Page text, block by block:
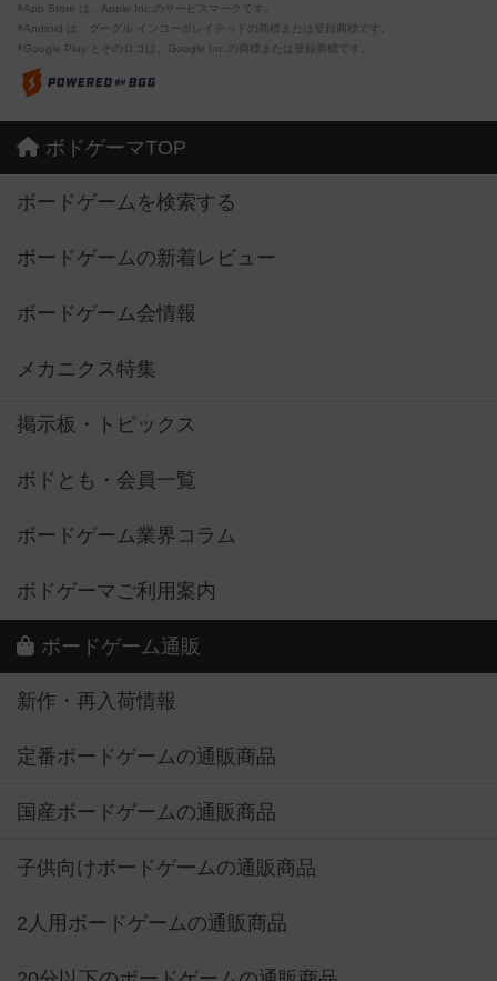
※App Store は、Apple Inc.のサービスマークです。
※Android は、グーグル インコーポレイテッドの商標または登録商標です。
※Google Play とそのロゴは、Google Inc.の商標または登録商標です。
ボドゲーマTOP
ボードゲームを検索する
ボードゲームの新着レビュー
ボードゲーム会情報
メカニクス特集
掲示板・トピックス
ボドとも・会員一覧
ボードゲーム業界コラム
ボドゲーマご利用案内
ボードゲーム通販
新作・再入荷情報
定番ボードゲームの通販商品
国産ボードゲームの通販商品
子供向けボードゲームの通販商品
2人用ボードゲームの通販商品